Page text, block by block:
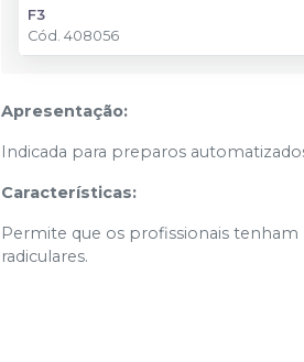
F3
Cód.408056
Apresentação:
Indicada para preparos
Características:
Permite que os profissionais
radiculares.